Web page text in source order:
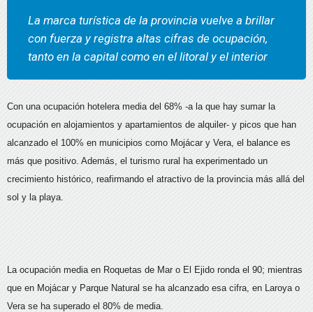
La marca turística de la provincia vuelve a brillar
con fuerza y registra altas cifras de ocupación,
tanto en la capital como en el litoral y el interior
Con una ocupación hotelera media del 68% -a la que hay sumar la
ocupación en alojamientos y apartamientos de alquiler- y picos que han
alcanzado el 100% en municipios como Mojácar y Vera, el balance es
más que positivo. Además, el turismo rural ha experimentado un
crecimiento histórico, reafirmando el atractivo de la provincia más allá del
sol y la playa.
La ocupación media en Roquetas de Mar o El Ejido ronda el 90; mientras
que en Mojácar y Parque Natural se ha alcanzado esa cifra, en Laroya o
Vera se ha superado el 80% de media.